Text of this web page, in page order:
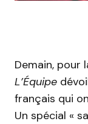
Demain, pour
L’Équipe
français qui
Un spécial «